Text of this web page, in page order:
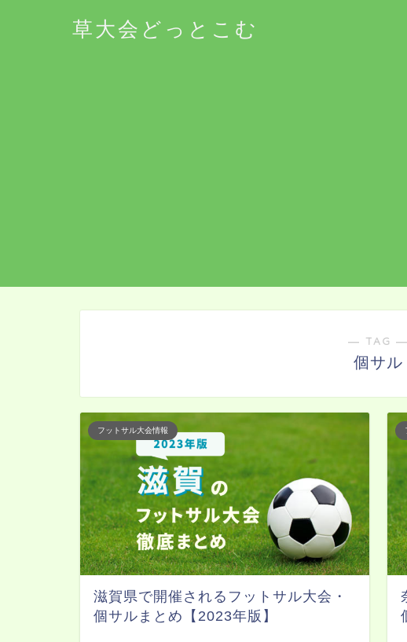
草大会どっとこむ
― TAG ―
個サル
フットサル大会情報
滋賀県で開催されるフットサル大会・
個サルまとめ【2023年版】